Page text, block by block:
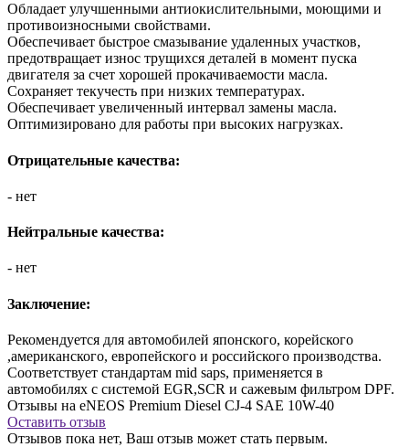
Обладает улучшенными антиокислительными, моющими и
противоизносными свойствами.
Обеспечивает быстрое смазывание удаленных участков,
предотвращает износ трущихся деталей в момент пуска
двигателя за счет хорошей прокачиваемости масла.
Сохраняет текучесть при низких температурах.
Обеспечивает увеличенный интервал замены масла.
Оптимизировано для работы при высоких нагрузках.
Отрицательные качества:
- нет
Нейтральные качества:
- нет
Заключение:
Рекомендуется для автомобилей японского, корейского
,американского, европейского и российского производства.
Соответствует стандартам mid saps, применяется в
автомобилях с системой EGR,SCR и сажевым фильтром DPF.
Отзывы на eNEOS Premium Diesel CJ-4 SAE 10W-40
Оставить отзыв
Отзывов пока нет, Ваш отзыв может стать первым.